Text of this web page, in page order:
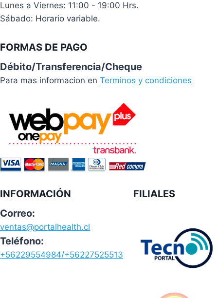
Lunes a Viernes: 11:00 - 19:00 Hrs.
Sábado: Horario variable.
FORMAS DE PAGO
Débito/Transferencia/Cheque
Para mas informacion en Terminos y condiciones
INFORMACIÓN
Correo:
ventas@portalhealth.cl
Teléfono:
+56229554984/+56227525513
FILIALES